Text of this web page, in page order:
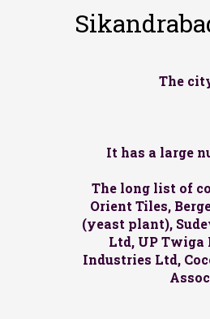
The
It has a large
The long list of
Orient Tiles,
(yeast plant),
Ltd, UP Twiga
Industries Ltd,